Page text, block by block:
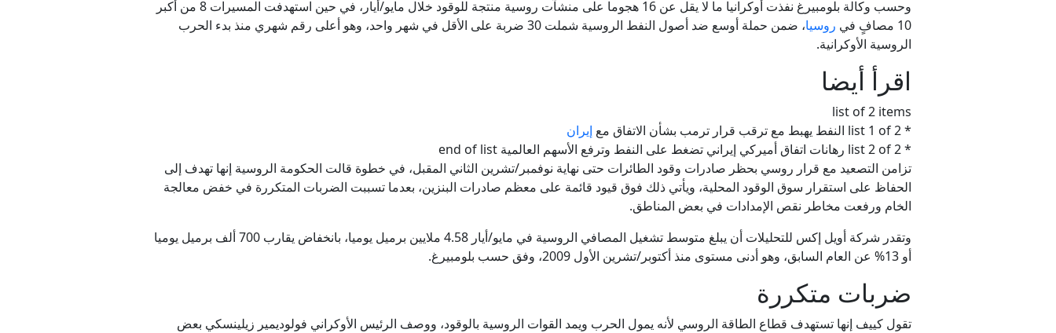
وحسب وكالة بلومبيرغ نفذت أوكرانيا ما لا يقل عن 16 هجوما على منشآت روسية منتجة للوقود خلال مايو/أيار، في حين استهدفت المسيرات 8 من أكبر
10 مصافٍ في
روسيا
، ضمن حملة أوسع ضد أصول النفط الروسية شملت 30 ضربة على الأقل في شهر واحد، وهو أعلى رقم شهري منذ بدء الحرب
الروسية الأوكرانية.
اقرأ أيضا
list of 2 items
* list 1 of 2 النفط يهبط مع ترقب قرار ترمب بشأن الاتفاق مع
إيران
* list 2 of 2 رهانات اتفاق أميركي إيراني تضغط على النفط وترفع الأسهم العالمية end of list
تزامن التصعيد مع قرار روسي بحظر صادرات وقود الطائرات حتى نهاية نوفمبر/تشرين الثاني المقبل، في خطوة قالت الحكومة الروسية إنها تهدف إلى
الحفاظ على استقرار سوق الوقود المحلية، ويأتي ذلك فوق قيود قائمة على معظم صادرات البنزين، بعدما تسببت الضربات المتكررة في خفض معالجة
الخام ورفعت مخاطر نقص الإمدادات في بعض المناطق.
وتقدر شركة أويل إكس للتحليلات أن يبلغ متوسط تشغيل المصافي الروسية في مايو/أيار 4.58 ملايين برميل يوميا، بانخفاض يقارب 700 ألف برميل يوميا
أو 13% عن العام السابق، وهو أدنى مستوى منذ أكتوبر/تشرين الأول 2009، وفق حسب بلومبيرغ.
ضربات متكررة
تقول كييف إنها تستهدف قطاع الطاقة الروسي لأنه يمول الحرب ويمد القوات الروسية بالوقود، ووصف الرئيس الأوكراني فولوديمير زيلينسكي بعض